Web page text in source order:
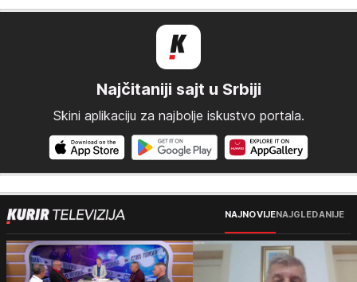
Najčitaniji sajt u Srbiji
Skini aplikaciju za najbolje iskustvo portala.
NAJNOVIJENAJGLEDANIJE